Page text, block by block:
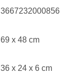
3667232000856
69 x 48 cm
36 x 24 x 6 cm